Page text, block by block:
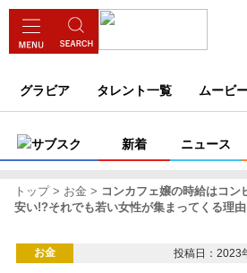
グラビア タレント一覧 ムービ
サブスク 新着 ニュース
トップ お金
コンカフェ嬢の時給はコン
安い!?それでも若い女性が集まってくる理由
お金 投稿日：2023